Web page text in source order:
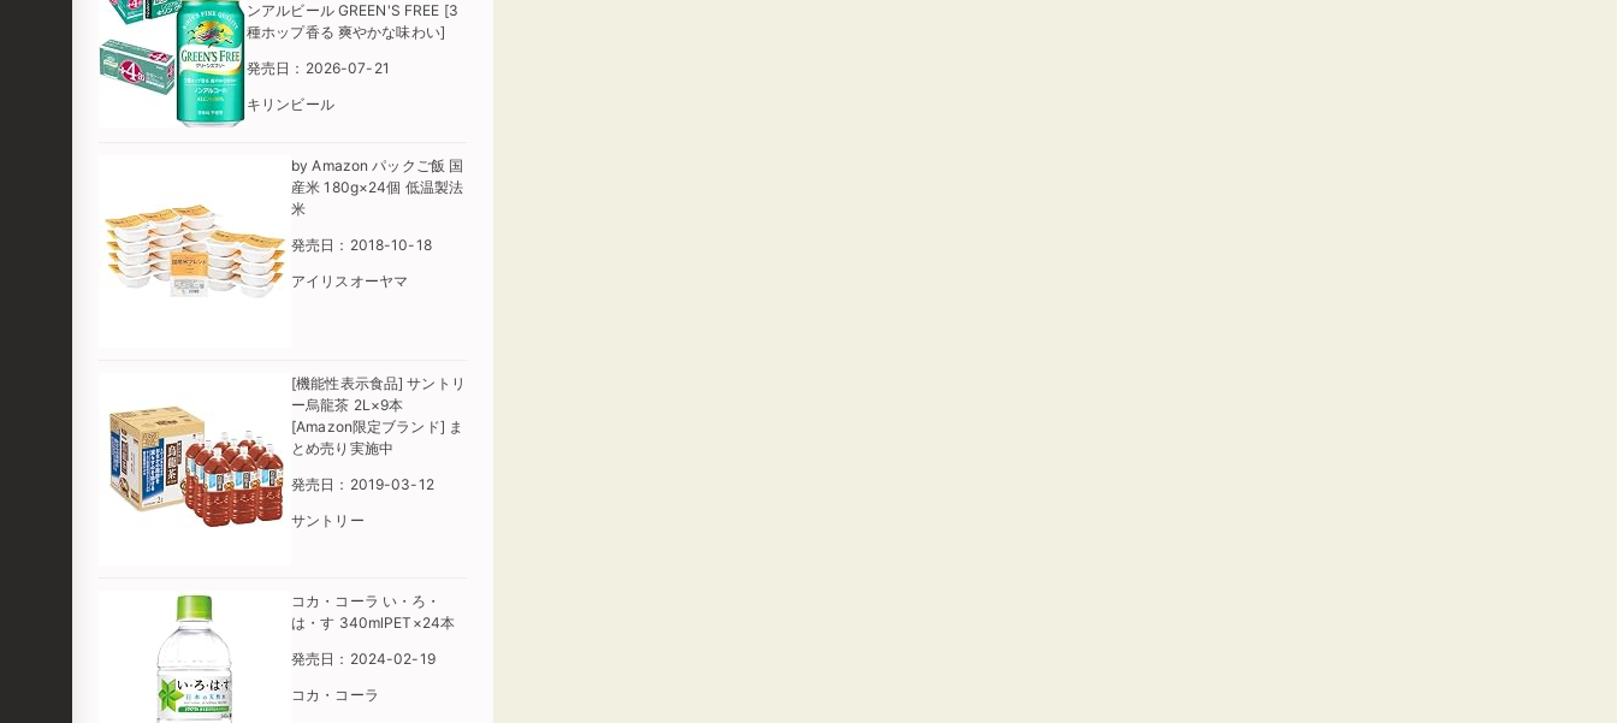
ンアルビール GREEN'S FREE [3
種ホップ香る 爽やかな味わい]
発売日：2026-07-21
キリンビール
by Amazon パックご飯 国
産米 180g×24個 低温製法
米
発売日：2018-10-18
アイリスオーヤマ
[機能性表示食品] サントリ
ー烏龍茶 2L×9本
[Amazon限定ブランド] ま
とめ売り実施中
発売日：2019-03-12
サントリー
コカ・コーラ い・ろ・
は・す 340mlPET×24本
発売日：2024-02-19
コカ・コーラ